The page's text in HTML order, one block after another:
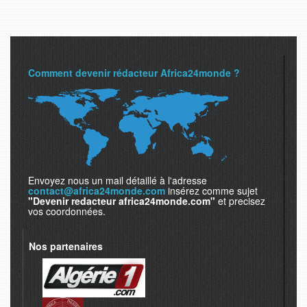
Comment devenir rédacteur Africa24monde ?
Envoyez nous un mail détaillé à l'adresse
contact@africa24monde.com insérez comme sujet
"Devenir redacteur africa24monde.com" et precisez
vos coordonnées.
Nos partenaires